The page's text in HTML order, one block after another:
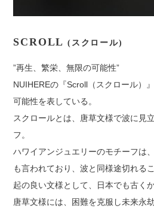
SCROLL (スクロール)
”再生、繁栄、無限の可能性”
NUIHEREの『Scroll（スクロール）
可能性を表している。
スクロールとは、唐草文様で波に見
フ。
ハワイアンジュエリーのモチーフは
も言われており、波と同様途切れる
起の良い文様として、日本でも古く
唐草文様には、困難を克服し未来永